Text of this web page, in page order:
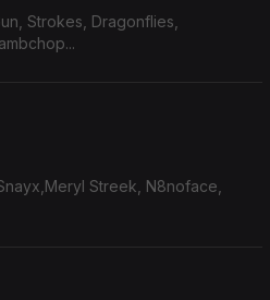
Strokes, Dragonflies,
Streek, N8noface,